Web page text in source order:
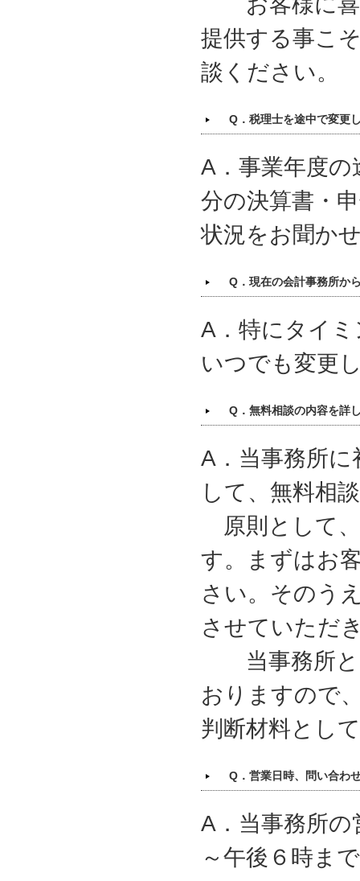
提供する事こ
談ください。
Q．税理士を途中で変更
A．事業年度
分の決算書・
状況をお聞か
Q．現在の会計事務所か
A．特にタイ
いつでも変更
Q．無料相談の内容を詳
A．当事務所
して、無料相
原則として
す。まずはお
さい。そのう
させていただ
当事務所と
おりますので
判断材料とし
Q．営業日時、問い合わ
A．当事務所の
～午後６時ま